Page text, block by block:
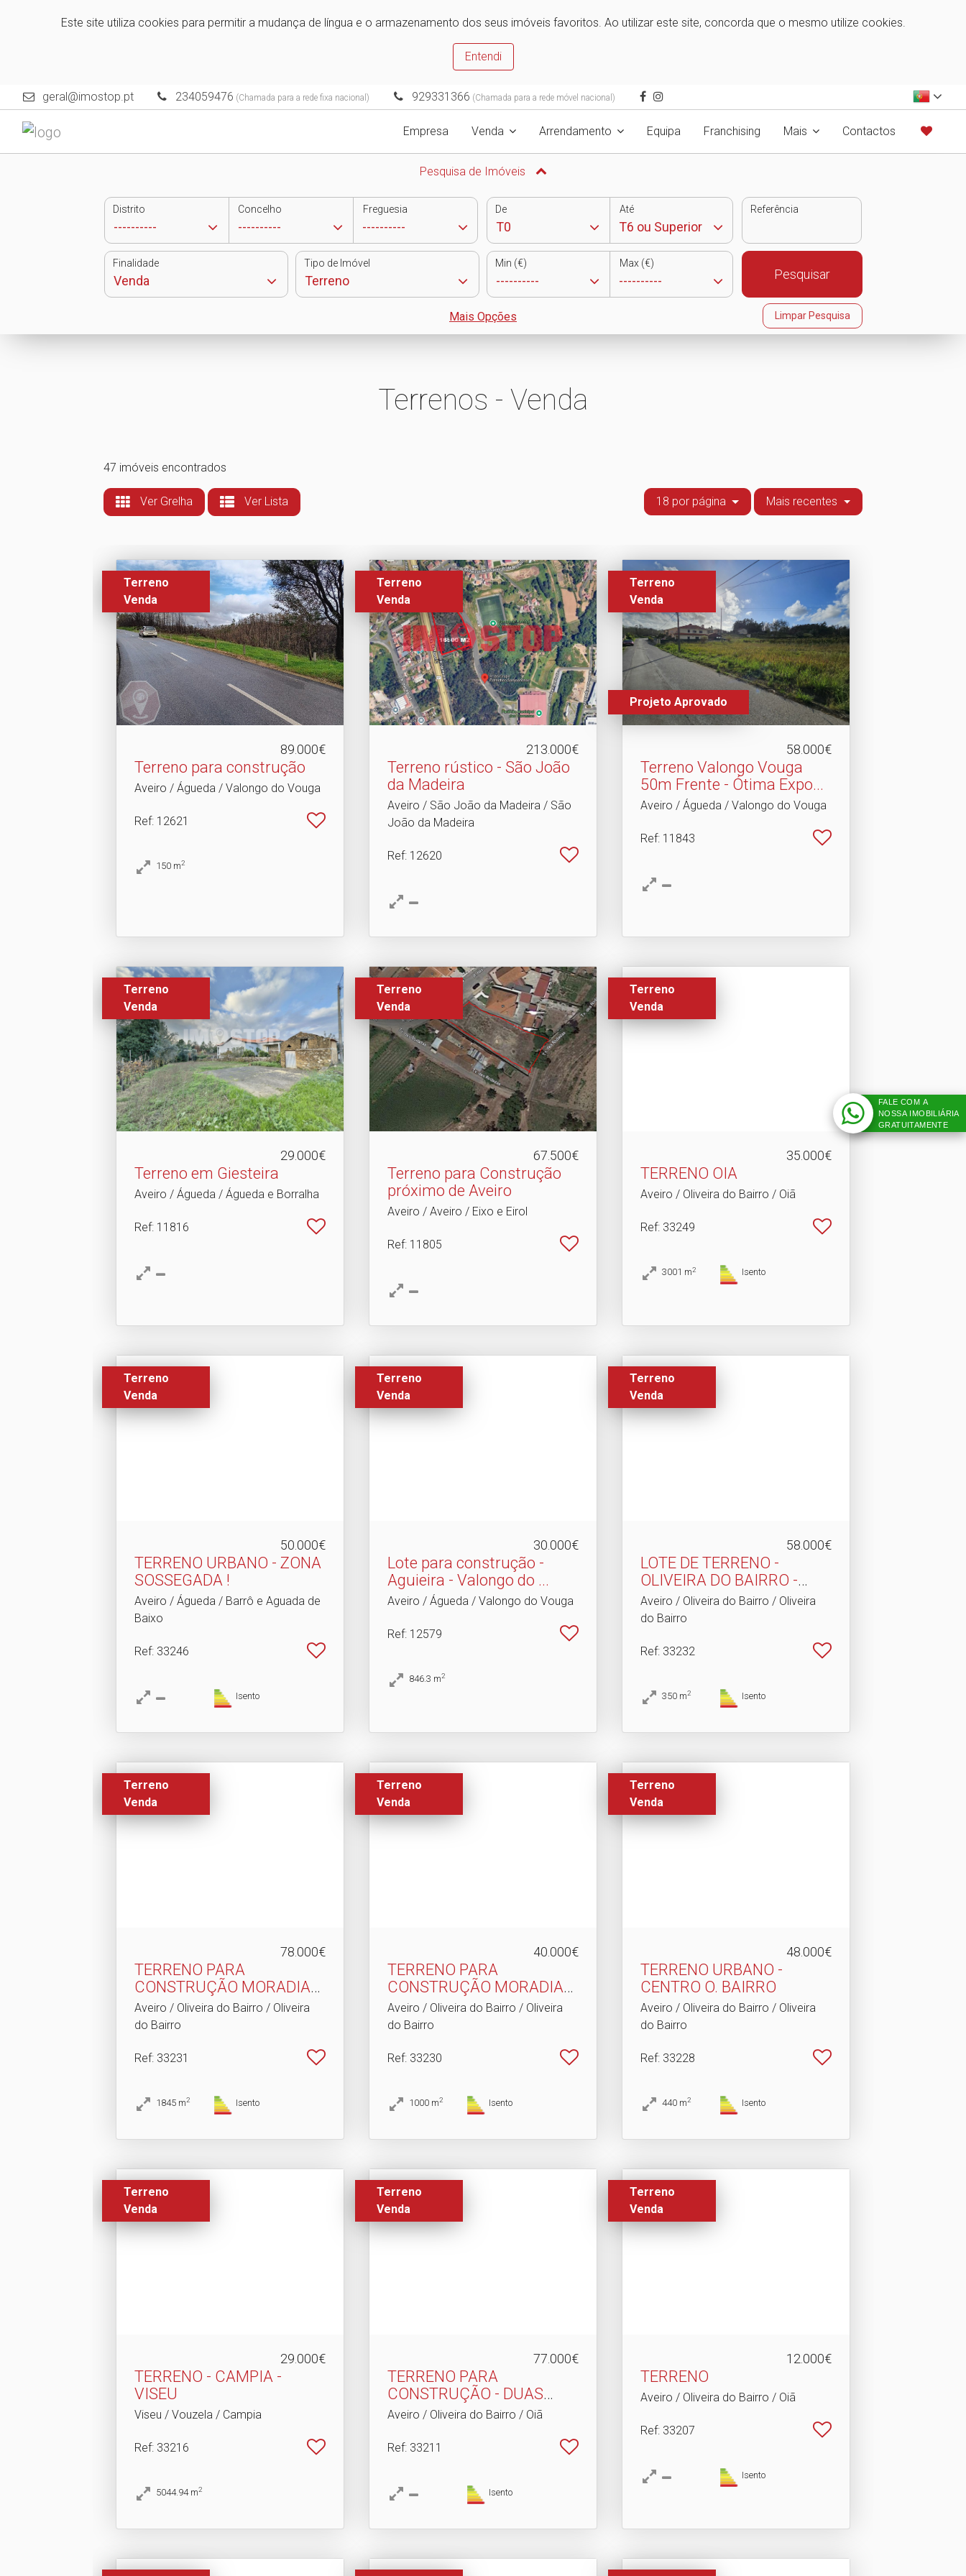
Este site utiliza cookies para permitir a mudança de língua e o armazenamento dos seus imóveis favoritos. Ao utilizar este site, concorda que o mesmo utilize cookies.
Entendi
geral@imostop.pt 234059476 (Chamada para a rede fixa nacional) 929331366 (Chamada para a rede móvel nacional)
Empresa Venda Arrendamento Equipa Franchising Mais Contactos
Pesquisa de Imóveis
Distrito Concelho Freguesia De Até Referência
Finalidade Tipo de Imóvel Min (€) Max (€)
Pesquisar
Mais Opções Limpar Pesquisa
Terrenos - Venda
47 imóveis encontrados
Ver Grelha Ver Lista 18 por página Mais recentes
Terreno
Venda
89.000€
Terreno para construção
Aveiro / Águeda / Valongo do Vouga
Ref: 12621
150 m2
Terreno
Venda
213.000€
Terreno rústico - São João
da Madeira
Aveiro / São João da Madeira / São
João da Madeira
Ref: 12620
Terreno
Venda
Projeto Aprovado
58.000€
Terreno Valongo Vouga
50m Frente - Ótima Expo.​..
Aveiro / Águeda / Valongo do Vouga
Ref: 11843
Terreno
Venda
29.000€
Terreno em Giesteira
Aveiro / Águeda / Águeda e Borralha
Ref: 11816
Terreno
Venda
67.500€
Terreno para Construção
próximo de Aveiro
Aveiro / Aveiro / Eixo e Eirol
Ref: 11805
Terreno
Venda
35.000€
TERRENO OIA
Aveiro / Oliveira do Bairro / Oiã
Ref: 33249
3001 m2 Isento
Terreno
Venda
50.000€
TERRENO URBANO - ZONA
SOSSEGADA !
Aveiro / Águeda / Barrô e Aguada de
Baixo
Ref: 33246
Isento
Terreno
Venda
30.000€
Lote para construção -
Aguieira - Valongo do .​..
Aveiro / Águeda / Valongo do Vouga
Ref: 12579
846.3 m2
Terreno
Venda
58.000€
LOTE DE TERRENO -
OLIVEIRA DO BAIRRO -
CENTR.​..
Aveiro / Oliveira do Bairro / Oliveira
do Bairro
Ref: 33232
350 m2 Isento
Terreno
Venda
78.000€
TERRENO PARA
CONSTRUÇÃO MORADIAS
- OLIVEIRA D.​..
Aveiro / Oliveira do Bairro / Oliveira
do Bairro
Ref: 33231
1845 m2 Isento
Terreno
Venda
40.000€
TERRENO PARA
CONSTRUÇÃO MORADIA
DE CAVE+R/C+1.​..
Aveiro / Oliveira do Bairro / Oliveira
do Bairro
Ref: 33230
1000 m2 Isento
Terreno
Venda
48.000€
TERRENO URBANO -
CENTRO O.​ BAIRRO
Aveiro / Oliveira do Bairro / Oliveira
do Bairro
Ref: 33228
440 m2 Isento
Terreno
Venda
29.000€
TERRENO - CAMPIA -
VISEU
Viseu / Vouzela / Campia
Ref: 33216
5044.94 m2
Terreno
Venda
77.000€
TERRENO PARA
CONSTRUÇÃO - DUAS
FRENTES!
Aveiro / Oliveira do Bairro / Oiã
Ref: 33211
Isento
Terreno
Venda
12.000€
TERRENO
Aveiro / Oliveira do Bairro / Oiã
Ref: 33207
Isento
FALE COM A
NOSSA IMOBILIÁRIA
GRATUITAMENTE